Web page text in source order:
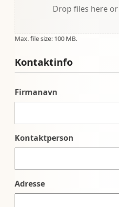
Drop files here or
Max. file size: 100 MB.
Kontaktinfo
Firmanavn
Kontaktperson
Adresse